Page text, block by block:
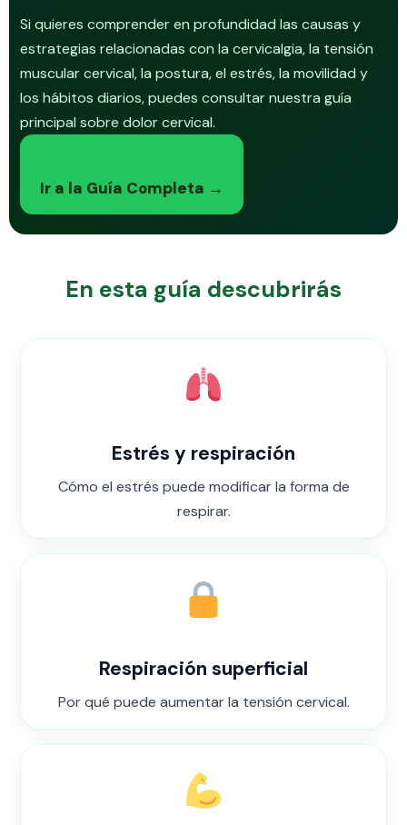
Si quieres comprender en profundidad las causas y
estrategias relacionadas con la cervicalgia, la tensión
muscular cervical, la postura, el estrés, la movilidad y
los hábitos diarios, puedes consultar nuestra guía
principal sobre dolor cervical.
Ir a la Guía Completa →
En esta guía descubrirás
Estrés y respiración
Cómo el estrés puede modificar la forma de
respirar.
Respiración superficial
Por qué puede aumentar la tensión cervical.